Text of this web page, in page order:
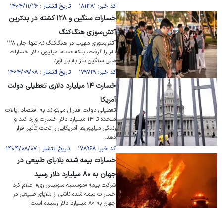
کد خبر: ۱۸۱۳۸۱ تاریخ انتشار : ۱۴۰۴/۱۱/۲۶
خسارات سنگین و ۱۲۸ کشته در بدترین
آتش‌سوزی هنگ‌کنگ
آتش‌سوزی مهیب در هنگ‌کنگ نه تنها جان ۱۲۸
نفر را گرفت، بلکه صدها میلیون‌ دلار خسارات
مالی سنگین نیز به بار آورد.
کد خبر: ۱۷۹۷۲۹ تاریخ انتشار : ۱۴۰۴/۰۹/۰۸
خسارت ۱۴ میلیارد دلاری تعطیلی دولت
آمریکا
تعطیلی دولت فدرال می‌تواند به اقتصاد ایالات
متحده تا ۱۴ میلیارد دلار خسارت وارد کند و
زندگی میلیون‌ها آمریکایی را تحت تأثیر قرار
دهد.
کد خبر: ۱۷۸۹۶۸ تاریخ انتشار : ۱۴۰۴/۰۸/۰۷
خسارات بیمه شده بلایای طبیعی در
جهان به ۸۰ میلیارد دلار رسید
شرکت بیمه «موسسه سوئیس ری» اعلام کرد
خسارات بیمه شده ناشی از بلایای طبیعی در
جهان به ۸۰ میلیارد دلار رسیده است.